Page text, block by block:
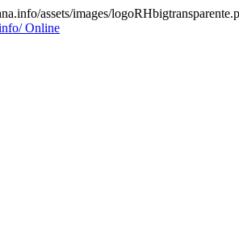
assets/images/
Online